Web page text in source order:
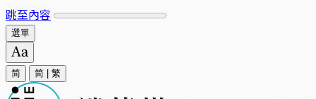
跳至內容
選單
简 简 繁